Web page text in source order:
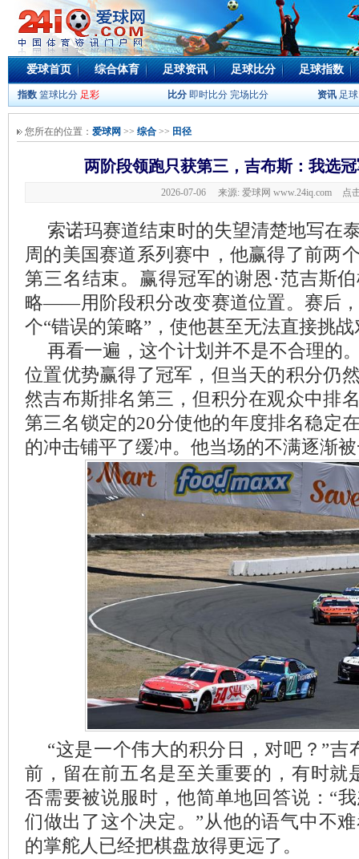
爱球首页 综合体育 足球资讯 足球比分 足球指数
指数 篮球比分 足彩 比分 即时比分 完场比分 资讯 足球
您所在的位置： 爱球网 >> 综合 >> 田径
两阶段领跑只获第三，吉布斯：我选
2026-07-06 来源: 爱球网 www.24iq.com 点
索诺玛赛道结束时的失望清楚地写在
周的美国赛道系列赛中，他赢得了前两
第三名结束。赢得冠军的谢恩·范吉斯
略——用阶段积分改变赛道位置。赛后
个“错误的策略”，使他甚至无法直接挑
再看一遍，这个计划并不是不合理的
位置优势赢得了冠军，但当天的积分仍
然吉布斯排名第三，但积分在观众中排
第三名锁定的20分使他的年度排名稳定
的冲击铺平了缓冲。他当场的不满逐渐
“这是一个伟大的积分日，对吧？”吉
前，留在前五名是至关重要的，有时就
否需要被说服时，他简单地回答说：“
们做出了这个决定。”从他的语气中不
的掌舵人已经把棋盘放得更远了。